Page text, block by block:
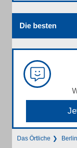
Die besten
Das Örtliche Berlin